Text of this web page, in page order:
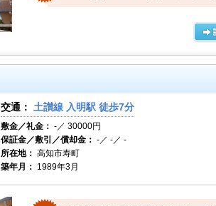
交通： 土讃線 入明駅 徒歩7分
敷金／礼金： -／ 30000円
保証金／敷引／償却金： -／ -／ -
所在地： 高知市寿町
築年月： 1989年3月